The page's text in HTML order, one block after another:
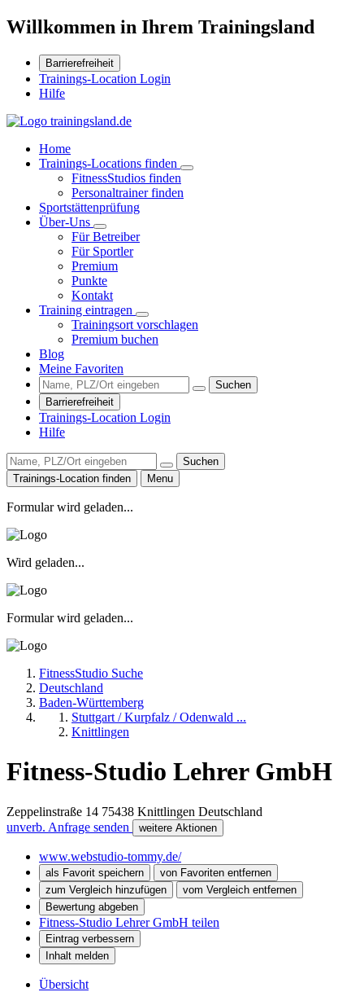
Willkommen in Ihrem Trainingsland
Barrierefreiheit
Trainings-Location Login
Hilfe
Home
Trainings-Locations finden
FitnessStudios finden
Personaltrainer finden
Sportstättenprüfung
Über-Uns
Für Betreiber
Für Sportler
Premium
Punkte
Kontakt
Training eintragen
Trainingsort vorschlagen
Premium buchen
Blog
Meine Favoriten
Suchen
Barrierefreiheit
Trainings-Location Login
Hilfe
Suchen
Trainings-Location finden
Menu
Formular wird geladen...
Wird geladen...
Formular wird geladen...
FitnessStudio Suche
Deutschland
Baden-Württemberg
Stuttgart / Kurpfalz / Odenwald ...
Knittlingen
Fitness-Studio Lehrer GmbH
Zeppelinstraße 14 75438 Knittlingen Deutschland
unverb. Anfrage senden
weitere Aktionen
www.webstudio-tommy.de/
als Favorit speichern
von Favoriten entfernen
zum Vergleich hinzufügen
vom Vergleich entfernen
Bewertung abgeben
Fitness-Studio Lehrer GmbH teilen
Eintrag verbessern
Inhalt melden
Übersicht